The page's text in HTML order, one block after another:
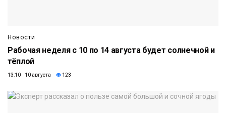
Новости
Рабочая неделя с 10 по 14 августа будет солнечной и
тёплой
13:10 10 августа 123